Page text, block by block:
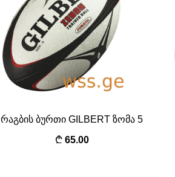
რაგბის ბურთი GILBERT ზომა 5
65.00